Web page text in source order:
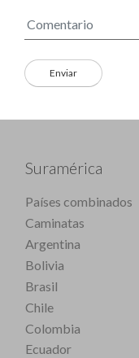
Suramérica
Países combinados
Caminatas
Argentina
Bolivia
Brasil
Chile
Colombia
Ecuador